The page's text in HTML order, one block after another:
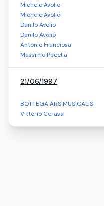
Michele Avolio
Michele Avolio
Danilo Avolio
Danilo Avolio
Antonio Franciosa
Massimo Pacella
21/06/1997
BOTTEGA ARS MUSICALIS
Vittorio Cerasa